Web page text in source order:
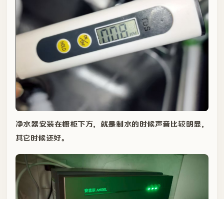
净水器安装在橱柜下方，就是制水的时候声音比较明显，
其它时候还好。